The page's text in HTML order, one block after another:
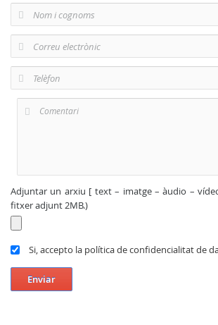
Adjuntar un arxiu [ text – imatge – àudio –
fitxer adjunt 2MB.)
Si, accepto la política de confidencialitat de
Enviar